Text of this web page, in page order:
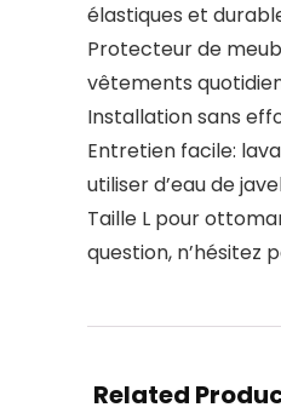
élastiques et
Protecteur de
vêtements
Installation sans
Entretien facile:
utiliser d’eau de
Taille L pour
question, n’hésitez
Related